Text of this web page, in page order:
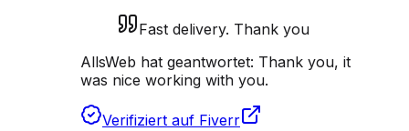
Fast delivery. Thank you
AllsWeb hat geantwortet: Thank you, it
was nice working with you.
Verifiziert auf Fiverr